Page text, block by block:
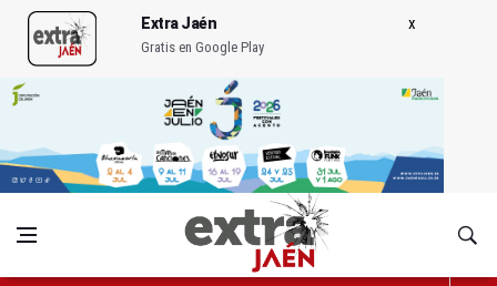
Extra Jaén
Gratis en Google Play